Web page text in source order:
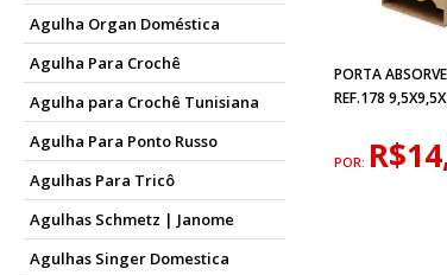
Agulha Organ Doméstica
Agulha Para Crochê
Agulha para Crochê Tunisiana
Agulha Para Ponto Russo
Agulhas Para Tricô
Agulhas Schmetz | Janome
Agulhas Singer Domestica
PORTA
REF.178
POR: